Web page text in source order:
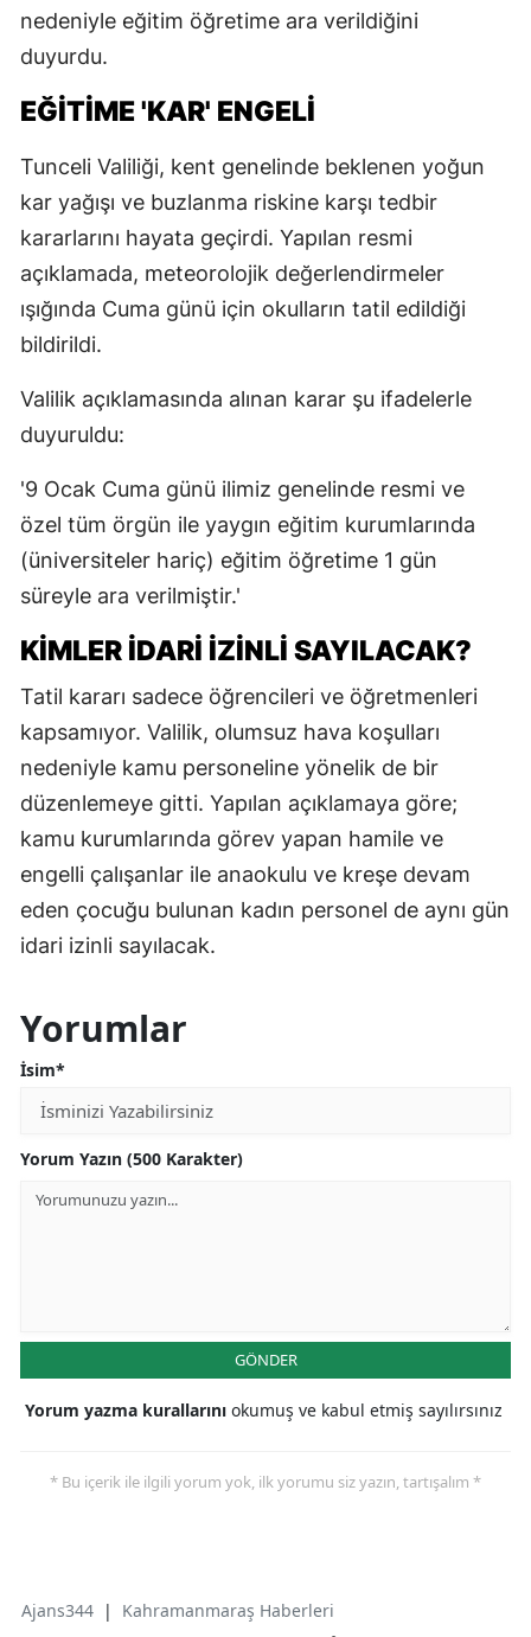
nedeniyle eğitim öğretime ara verildiğini
duyurdu.
EĞİTİME 'KAR' ENGELİ
Tunceli Valiliği, kent genelinde beklenen yoğun
kar yağışı ve buzlanma riskine karşı tedbir
kararlarını hayata geçirdi. Yapılan resmi
açıklamada, meteorolojik değerlendirmeler
ışığında Cuma günü için okulların tatil edildiği
bildirildi.
Valilik açıklamasında alınan karar şu ifadelerle
duyuruldu:
'9 Ocak Cuma günü ilimiz genelinde resmi ve
özel tüm örgün ile yaygın eğitim kurumlarında
(üniversiteler hariç) eğitim öğretime 1 gün
süreyle ara verilmiştir.'
KİMLER İDARİ İZİNLİ SAYILACAK?
Tatil kararı sadece öğrencileri ve öğretmenleri
kapsamıyor. Valilik, olumsuz hava koşulları
nedeniyle kamu personeline yönelik de bir
düzenlemeye gitti. Yapılan açıklamaya göre;
kamu kurumlarında görev yapan hamile ve
engelli çalışanlar ile anaokulu ve kreşe devam
eden çocuğu bulunan kadın personel de aynı gün
idari izinli sayılacak.
Yorumlar
İsim*
Yorum Yazın (500 Karakter)
GÖNDER
Yorum yazma kurallarını okumuş ve kabul etmiş sayılırsınız
* Bu içerik ile ilgili yorum yok, ilk yorumu siz yazın, tartışalım *
Ajans344 | Kahramanmaraş Haberleri